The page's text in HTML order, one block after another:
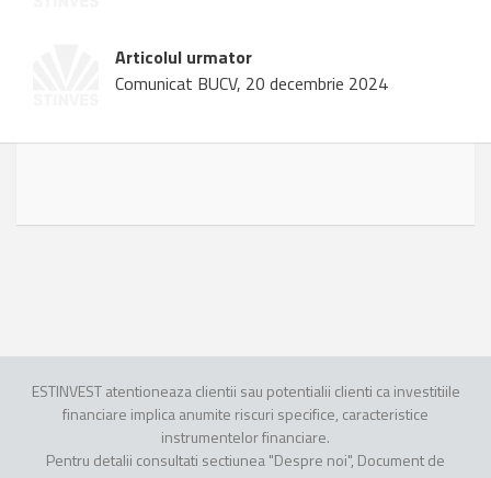
Articolul urmator
Comunicat BUCV, 20 decembrie 2024
ESTINVEST atentioneaza clientii sau potentialii clienti ca investitiile
financiare implica anumite riscuri specifice, caracteristice
instrumentelor financiare.
Pentru detalii consultati sectiunea "Despre noi", Document de